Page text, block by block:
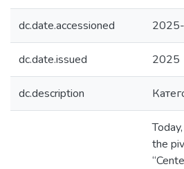
dc.date.accessioned
dc.date.issued 2025
dc.description
the